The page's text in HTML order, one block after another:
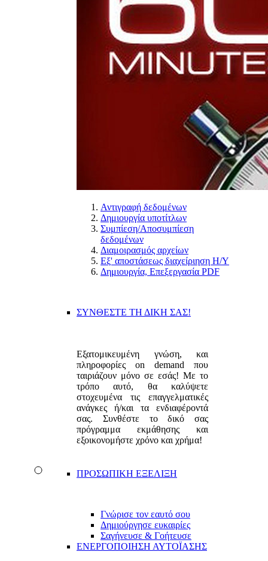
Αντιγραφή δεδομένων
Δημιουργία υποτίτλων
Συμπίεση/Αποσυμπίεση
δεδομένων
Διαμοιρασμός αρχείων
Εξ' αποστάσεως διαχείριηση Η/Υ
Δημιουργία, Επεξεργασία PDF
ΣΥΝΘΕΣΤΕ ΤΗ ΔΙΚΗ ΣΑΣ!
Εξατομικευμένη γνώση, και
πληροφορίες on demand που
ταιριάζουν μόνο σε εσάς! Με το
τρόπο αυτό, θα καλύψετε
στοχευμένα τις επαγγελματικές
ανάγκες ή/και τα ενδιαφέροντά
σας. Συνθέστε το δικό σας
πρόγραμμα εκμάθησης και
εξοικονομήστε χρόνο και χρήμα!
ΠΡΟΣΩΠΙΚΗ ΕΞΕΛΙΞΗ
Γνώρισε τον εαυτό σου
Δημιούργησε ευκαιρίες
Σαγήνευσε & Γοήτευσε
ΕΝΕΡΓΟΠΟΙΗΣΗ ΑΥΤΟΪΑΣΗΣ